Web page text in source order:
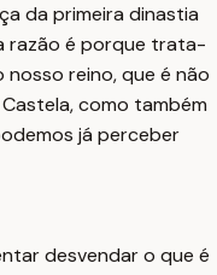
da primeira dinastia
razão é porque trata-
reino, que é não
como também
já perceber
desvendar o que é